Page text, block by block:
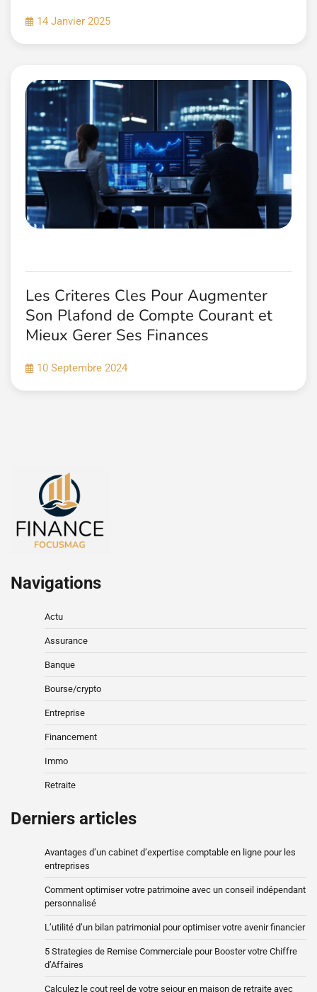
14 Janvier 2025
Les Criteres Cles Pour Augmenter
Son Plafond de Compte Courant et
Mieux Gerer Ses Finances
10 Septembre 2024
Navigations
Actu
Assurance
Banque
Bourse/crypto
Entreprise
Financement
Immo
Retraite
Derniers articles
Avantages d’un cabinet d’expertise comptable en ligne pour les
entreprises
Comment optimiser votre patrimoine avec un conseil indépendant
personnalisé
L’utilité d’un bilan patrimonial pour optimiser votre avenir financier
5 Strategies de Remise Commerciale pour Booster votre Chiffre
d’Affaires
Calculez le cout reel de votre sejour en maison de retraite avec